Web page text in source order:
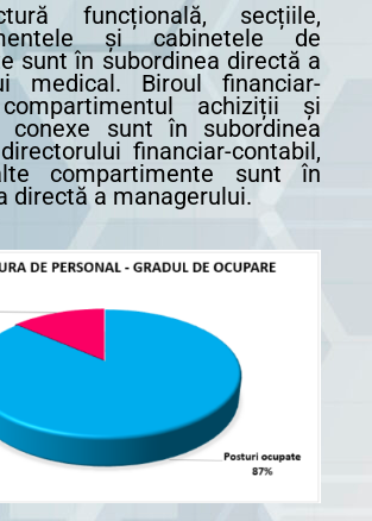
funcțională, secțiile,
și cabinetele de
sunt în subordinea directă a
medical. Biroul financiar-
achiziții și
conexe sunt în subordinea
financiar-contabil,
compartimente sunt în
directă a managerului.